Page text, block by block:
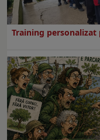
Training